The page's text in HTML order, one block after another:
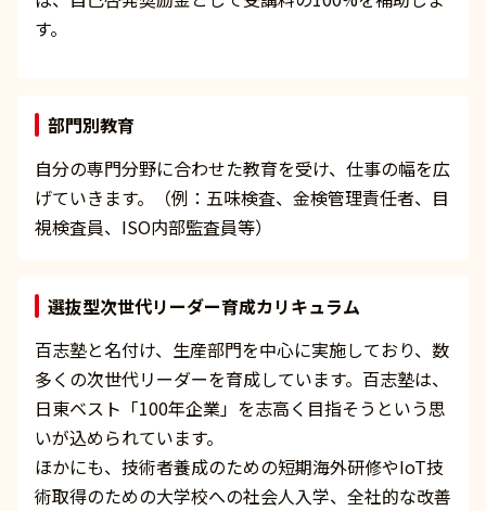
す。
部門別教育
自分の専門分野に合わせた教育を受け、仕事の幅を広
げていきます。（例：五味検査、金検管理責任者、目
視検査員、ISO内部監査員等）
選抜型次世代リーダー育成カリキュラム
百志塾と名付け、生産部門を中心に実施しており、数
多くの次世代リーダーを育成しています。百志塾は、
日東ベスト「100年企業」を志高く目指そうという思
いが込められています。
ほかにも、技術者養成のための短期海外研修やIoT技
術取得のための大学校への社会人入学、全社的な改善